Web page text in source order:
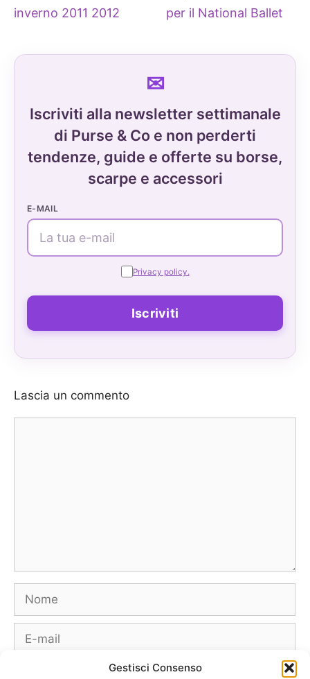
Gestisci Consenso
inverno 2011 2012
per il National Ballet
Iscriviti alla newsletter settimanale
di Purse & Co e non perderti
tendenze, guide e offerte su borse,
scarpe e accessori
E-MAIL
Privacy policy.
Lascia un commento
Nome
E-
mail